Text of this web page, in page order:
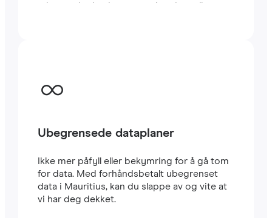
minutter i utlandet, enten du reiser eller
Ubegrensede dataplaner
Ikke mer påfyll eller bekymring for å gå tom
for data. Med forhåndsbetalt ubegrenset
data i Mauritius, kan du slappe av og vite at
vi har deg dekket.